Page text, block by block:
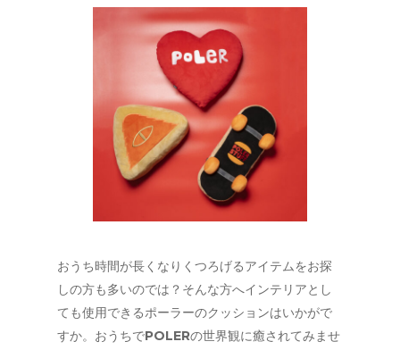
おうち時間が長くなりくつろげるアイテムをお探
しの方も多いのでは？そんな方へインテリアとし
ても使用できるポーラーのクッションはいかがで
すか。おうちでPOLERの世界観に癒されてみませ